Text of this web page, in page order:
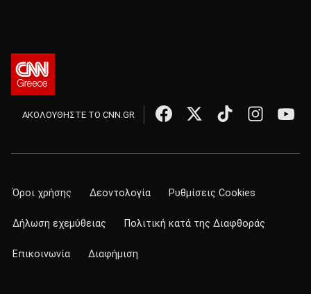
ΑΚΟΛΟΥΘΗΣΤΕ ΤΟ CNN.GR
Όροι χρήσης Δεοντολογία Ρυθμίσεις Cookies
Δήλωση εχεμύθειας Πολιτική κατά της Διαφθοράς
Επικοινωνία Διαφήμιση